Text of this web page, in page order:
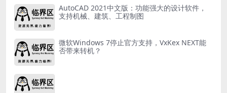
AutoCAD 2021中文版：功能强大的设计软件，
支持机械、建筑、工程制图
微软Windows 7停止官方支持，VxKex NEXT能
否带来转机？